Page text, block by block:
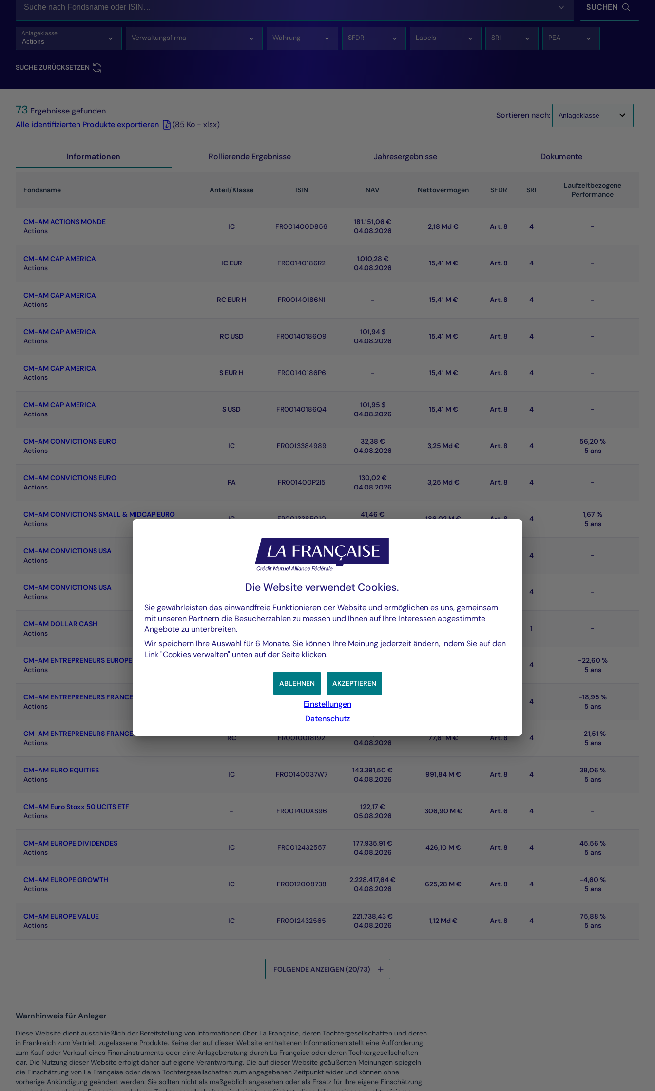
SUCHEN
Anlageklasse Verwaltungsfirma Währung SFDR Labels SRI PEA
SUCHE ZURÜCKSETZEN
73 Ergebnisse gefunden
Alle identifizierten Produkte exportieren
(85 Ko - xlsx)
Sortieren nach:
Informationen Rollierende Ergebnisse Jahresergebnisse Dokumente
Fondsname Anteil/Klasse ISIN NAV Nettovermögen SFDR SRI
Laufzeitbezogene
Performance
CM-AM ACTIONS MONDE
Actions
IC FR001400D856
181.151,06 €
04.08.2026
2,18 Md € Art. 8 4 -
CM-AM CAP AMERICA
Actions
IC EUR FR00140186R2
1.010,28 €
04.08.2026
15,41 M € Art. 8 4 -
CM-AM CAP AMERICA
Actions
RC EUR H FR00140186N1 - 15,41 M € Art. 8 4 -
CM-AM CAP AMERICA
Actions
RC USD FR00140186O9
101,94 $
04.08.2026
15,41 M € Art. 8 4 -
CM-AM CAP AMERICA
Actions
S EUR H FR00140186P6 - 15,41 M € Art. 8 4 -
CM-AM CAP AMERICA
Actions
S USD FR00140186Q4
101,95 $
04.08.2026
15,41 M € Art. 8 4 -
CM-AM CONVICTIONS EURO
Actions
IC FR0013384989
32,38 €
04.08.2026
3,25 Md € Art. 8 4
56,20 %
5 ans
CM-AM CONVICTIONS EURO
Actions
PA FR001400P2I5
130,02 €
04.08.2026
3,25 Md € Art. 8 4 -
CM-AM CONVICTIONS SMALL & MIDCAP EURO
Actions
IC FR0013385010
41,46 €
186,02 M € Art. 8 4
1,67 %
5 ans
CM-AM CONVICTIONS USA
Actions
FR00140077F8
180.607,51 €
04.08.2026
4 -
CM-AM CONVICTIONS USA
Actions
FR001400NFD5
159.000,00 $
4 -
CM-AM DOLLAR CASH
Actions
RC
100,68 $
1 -
CM-AM ENTREPRENEURS EUROPE
Actions
04.08.2026
4
-22,60 %
5 ans
CM-AM ENTREPRENEURS FRANCE
Actions
FR0012952240
126.526,06 €
4
-18,95 %
5 ans
CM-AM ENTREPRENEURS FRANCE
Actions
RC FR0010018192
04.08.2026
77,61 M € Art. 8 4
-21,51 %
5 ans
CM-AM EURO EQUITIES
Actions
IC FR00140037W7
143.391,50 €
04.08.2026
991,84 M € Art. 8 4
38,06 %
5 ans
CM-AM Euro Stoxx 50 UCITS ETF
Actions
- FR001400XS96
122,17 €
05.08.2026
306,90 M € Art. 6 4 -
CM-AM EUROPE DIVIDENDES
Actions
IC FR0012432557
177.935,91 €
04.08.2026
426,10 M € Art. 8 4
45,56 %
5 ans
CM-AM EUROPE GROWTH
Actions
IC FR0012008738
2.228.417,64 €
04.08.2026
625,28 M € Art. 8 4
-4,60 %
5 ans
CM-AM EUROPE VALUE
Actions
IC FR0012432565
221.738,43 €
04.08.2026
1,12 Md € Art. 8 4
75,88 %
5 ans
FOLGENDE ANZEIGEN (20/73)
Warnhinweis für Anleger
Diese Website dient ausschließlich der Bereitstellung von Informationen über La Française, deren Tochtergesellschaften und deren
in Frankreich zum Vertrieb zugelassene Produkte. Keine der auf dieser Website enthaltenen Informationen stellt eine Aufforderung
zum Kauf oder Verkauf eines Finanzinstruments oder eine Anlageberatung durch La Française oder deren Tochtergesellschaften
dar. Die Nutzung dieser Website erfolgt daher auf eigene Verantwortung. Die auf dieser Website geäußerten Meinungen spiegeln
die Einschätzung von La Française oder deren Tochtergesellschaften zum angegebenen Zeitpunkt wider und können ohne
vorherige Ankündigung geändert werden. Sie sollten nicht als maßgeblich angesehen oder als Ersatz für Ihre eigene Einschätzung
Die Website verwendet Cookies.
Sie gewährleisten das einwandfreie Funktionieren der Website und ermöglichen es uns, gemeinsam
mit unseren Partnern die Besucherzahlen zu messen und Ihnen auf Ihre Interessen abgestimmte
Angebote zu unterbreiten.
Wir speichern Ihre Auswahl für 6 Monate. Sie können Ihre Meinung jederzeit ändern, indem Sie auf den
Link "Cookies verwalten" unten auf der Seite klicken.
AKZEPTIEREN
ABLEHNEN
Einstellungen
Datenschutz